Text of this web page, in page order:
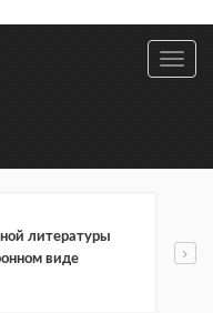
литературы
виде